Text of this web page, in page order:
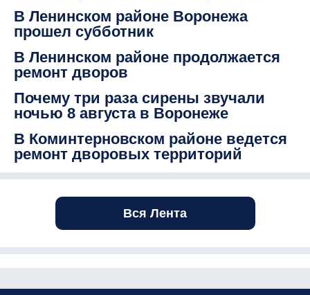
В Ленинском районе Воронежа
прошел субботник
В Ленинском районе продолжается
ремонт дворов
Почему три раза сирены звучали
ночью 8 августа в Воронеже
В Коминтерновском районе ведется
ремонт дворовых территорий
Вся Лента